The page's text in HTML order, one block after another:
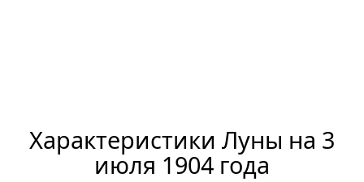
Характеристики Луны на 3
июля 1904 года